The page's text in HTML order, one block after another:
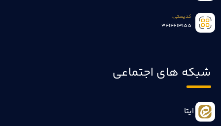
کدپستی:
3414613155
شبکه های اجتماعی
ایتا